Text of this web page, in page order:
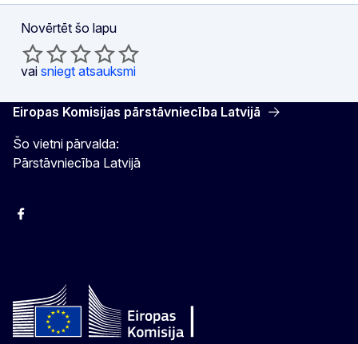
Novērtēt šo lapu
vai sniegt atsauksmi
Eiropas Komisijas pārstāvniecība Latvijā
Šo vietni pārvalda:
Pārstāvniecība Latvijā
Facebook